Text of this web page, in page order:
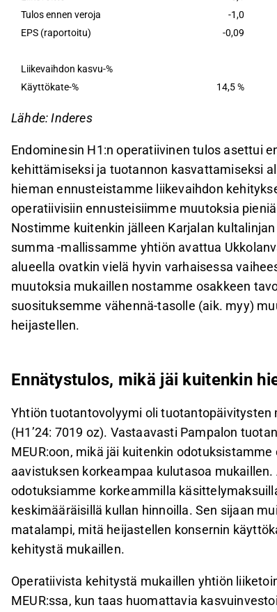
Tulos ennen veroja
-1,0
EPS (raportoitu)
-0,09
Liikevaihdon kasvu-%
Käyttökate-%
14,5 %
Lähde: Inderes
Endominesin H1:n operatiivinen tulos asettui
kehittämiseksi ja tuotannon kasvattamiseksi
hieman ennusteistamme liikevaihdon
operatiivisiin ennusteisiimme muutoksia
Nostimme kuitenkin jälleen Karjalan
summa -mallissamme yhtiön avattua
alueella ovatkin vielä hyvin varhaisessa
muutoksia mukaillen nostamme osakkeen
suosituksemme vähennä-tasolle (aik. myy)
heijastellen.
Ennätystulos, mikä jäi kuitenkin
Yhtiön tuotantovolyymi oli tuotantopäivitysten
(H1’24: 7019 oz). Vastaavasti Pampalon
MEUR:oon, mikä jäi kuitenkin
aavistuksen korkeampaa kulutasoa
odotuksiamme korkeammilla
keskimääräisillä kullan hinnoilla. Sen sijaan
matalampi, mitä heijastellen konsernin
kehitystä mukaillen.
Operatiivista kehitystä mukaillen yhtiön
MEUR:ssa, kun taas huomattavia